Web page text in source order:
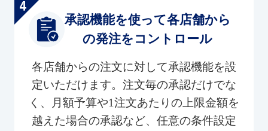
承認機能を使って各店舗から
の発注をコントロール
各店舗からの注文に対して承認機能を設
定いただけます。注文毎の承認だけでな
く、月額予算や1注文あたりの上限金額を
越えた場合の承認など、任意の条件設定